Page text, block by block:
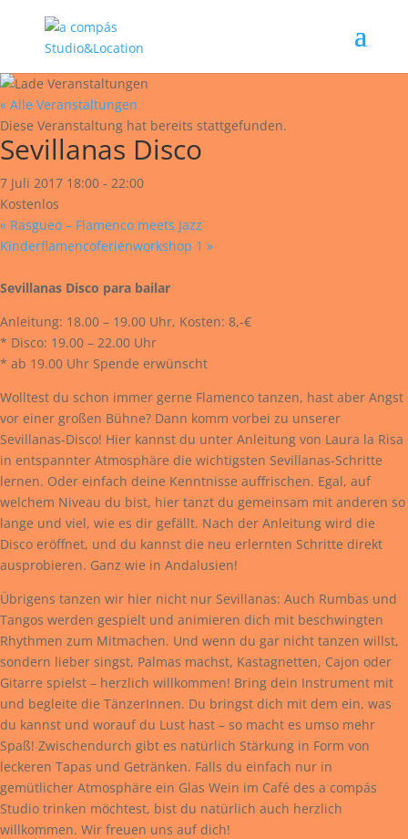
« Alle Veranstaltungen
Diese Veranstaltung hat bereits stattgefunden.
Sevillanas Disco
7 Juli 2017 18:00 - 22:00
Kostenlos
« Rasgueo – Flamenco meets Jazz
Kinderflamencoferienworkshop 1 »
Sevillanas Disco para bailar
Anleitung: 18.00 – 19.00 Uhr, Kosten: 8,-€
* Disco: 19.00 – 22.00 Uhr
* ab 19.00 Uhr Spende erwünscht
Wolltest du schon immer gerne Flamenco tanzen, hast aber Angst
vor einer großen Bühne? Dann komm vorbei zu unserer
Sevillanas-Disco! Hier kannst du unter Anleitung von Laura la Risa
in entspannter Atmosphäre die wichtigsten Sevillanas-Schritte
lernen. Oder einfach deine Kenntnisse auffrischen. Egal, auf
welchem Niveau du bist, hier tanzt du gemeinsam mit anderen so
lange und viel, wie es dir gefällt. Nach der Anleitung wird die
Disco eröffnet, und du kannst die neu erlernten Schritte direkt
ausprobieren. Ganz wie in Andalusien!
Übrigens tanzen wir hier nicht nur Sevillanas: Auch Rumbas und
Tangos werden gespielt und animieren dich mit beschwingten
Rhythmen zum Mitmachen. Und wenn du gar nicht tanzen willst,
sondern lieber singst, Palmas machst, Kastagnetten, Cajon oder
Gitarre spielst – herzlich willkommen! Bring dein Instrument mit
und begleite die TänzerInnen. Du bringst dich mit dem ein, was
du kannst und worauf du Lust hast – so macht es umso mehr
Spaß! Zwischendurch gibt es natürlich Stärkung in Form von
leckeren Tapas und Getränken. Falls du einfach nur in
gemütlicher Atmosphäre ein Glas Wein im Café des a compás
Studio trinken möchtest, bist du natürlich auch herzlich
willkommen. Wir freuen uns auf dich!